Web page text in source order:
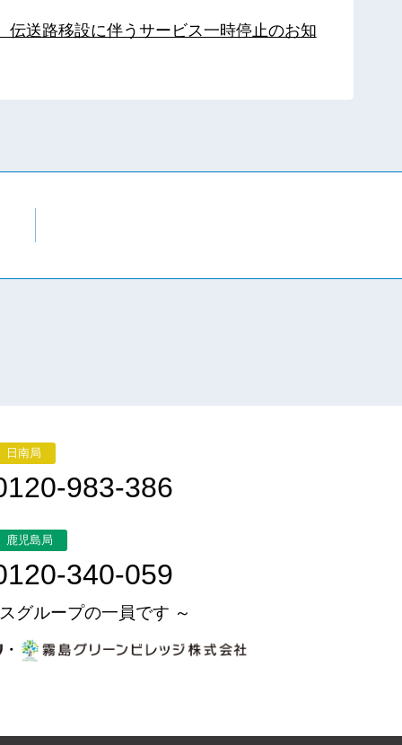
伝送路移設に伴うサービス一時停止のお知
日南局
983-386
鹿児島局
340-059
グループの一員です ～
・